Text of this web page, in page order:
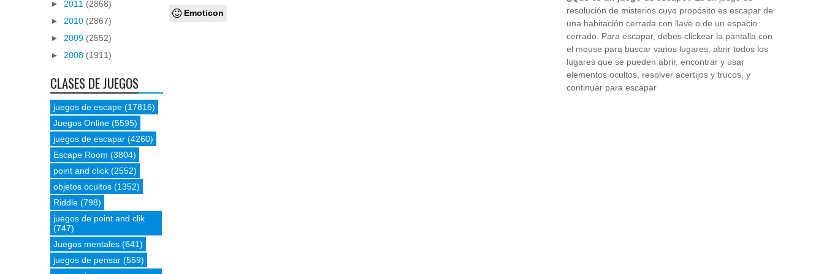
Emoticon
► 2011 (2868)
► 2010 (2867)
► 2009 (2552)
► 2008 (1911)
CLASES DE JUEGOS
juegos de escape (17816)
Juegos Online (5595)
juegos de escapar (4260)
Escape Room (3804)
point and click (2552)
objetos ocultos (1352)
Riddle (798)
juegos de point and clik
(747)
Juegos mentales (641)
juegos de pensar (559)
resolución de misterios cuyo propósito es escapar de
una habitación cerrada con llave o de un espacio
cerrado. Para escapar, debes clickear la pantalla con
el mouse para buscar varios lugares, abrir todos los
lugares que se pueden abrir, encontrar y usar
elementos ocultos, resolver acertijos y trucos, y
continuar para escapar